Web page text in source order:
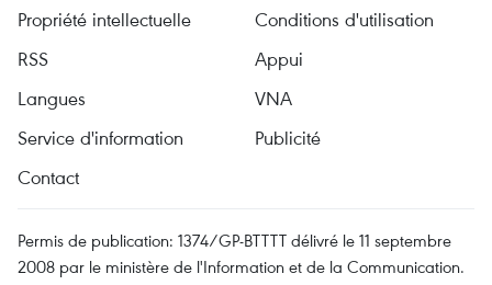
Propriété intellectuelle
Conditions d'utilisation
RSS
Appui
Langues
VNA
Service d'information
Publicité
Contact
Permis de publication: 1374/GP-BTTTT délivré le 11 septembre
2008 par le ministère de l'Information et de la Communication.